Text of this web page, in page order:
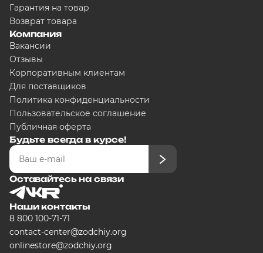
Гарантия на товар
Возврат товара
Компания
Вакансии
Отзывы
Корпоративным клиентам
Для поставщиков
Политика конфиденциальности
Пользовательское соглашение
Публичная оферта
Будьте всегда в курсе!
Оставайтесь на связи
Наши контакты
8 800 100-71-71
contact-center@zodchiy.org
onlinestore@zodchiy.org